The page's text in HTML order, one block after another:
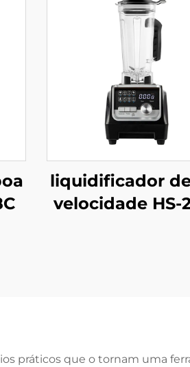
liquidificador
velocidade HS-
práticos que o tornam uma